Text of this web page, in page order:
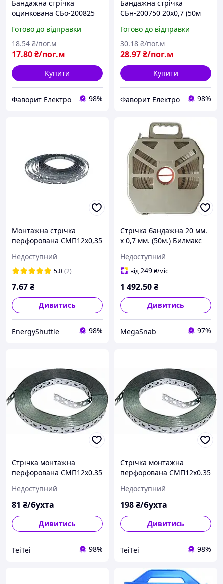
Бандажна стрічка
оцинкована СБо-200825
Готово до відправки
17.80₴/пог.м
18.54 ₴/пог.м
Купити
Фаворит Електро 98%
Бандажна стрічка
СБн-200750 20х0,7 (50м
AISI201
Готово до відправки
28.97₴/пог.м
30.18 ₴/пог.м
Купити
Фаворит Електро 98%
Монтажна стрічка
перфорована СМП12х0,35
прокладання кабелю та
СІП
Недоступний
5.0 (2)
7.67₴
Дивитись
EnergyShuttle 98%
Стрічка бандажна 20 мм.
х 0,7 мм. (50м.) Билмакс
Недоступний
від249₴/міс
1 492.50₴
Дивитись
MegaSnab 97%
Стрічка монтажна
перфорована СМП12х0.35
Недоступний
81 ₴/бухта
Дивитись
TeiTei 98%
Стрічка монтажна
перфорована СМП12х0.35
Недоступний
198₴/бухта
Дивитись
TeiTei 98%